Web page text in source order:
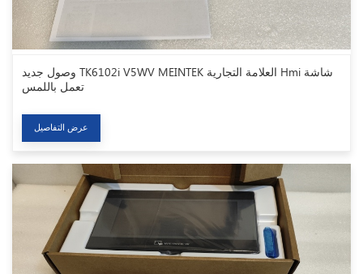
وصول جديد TK6102i V5WV MEINTEK العلامة التجارية Hmi شاشة
تعمل باللمس
عرض التفاصيل